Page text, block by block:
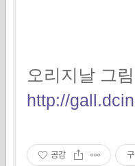
오리지날 그
http://
공감